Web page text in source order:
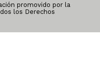
promovido por la
los Derechos